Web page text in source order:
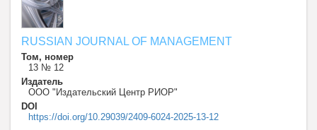
RUSSIAN JOURNAL OF MANAGEMENT
Том, номер
13 № 12
Издатель
ООО "Издательский Центр РИОР"
DOI
https://doi.org/10.29039/2409-6024-2025-13-12